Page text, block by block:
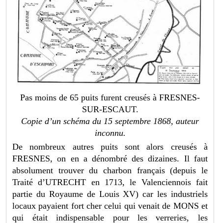
Pas moins de 65 puits furent creusés à FRESNES-
SUR-ESCAUT.
Copie d’un schéma du 15 septembre 1868, auteur
inconnu.
De nombreux autres puits sont alors creusés à
FRESNES, on en a dénombré des dizaines. Il faut
absolument trouver du charbon français (depuis le
Traité d’UTRECHT en 1713, le Valenciennois fait
partie du Royaume de Louis XV) car les industriels
locaux payaient fort cher celui qui venait de MONS et
qui était indispensable pour les verreries, les